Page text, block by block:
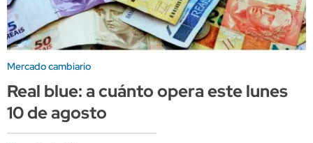
Mercado cambiario
Real blue: a cuánto opera este lunes
10 de agosto